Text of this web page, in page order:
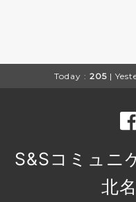
Today : 205 |
S&Sコミュニ
北